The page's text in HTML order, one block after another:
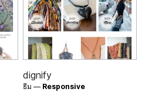
dignify
ธีม — Responsive